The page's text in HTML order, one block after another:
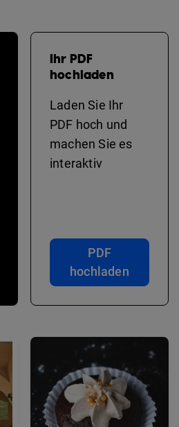
Ihr PDF
hochladen
Laden Sie Ihr
PDF hoch und
machen Sie es
interaktiv
PDF
hochladen